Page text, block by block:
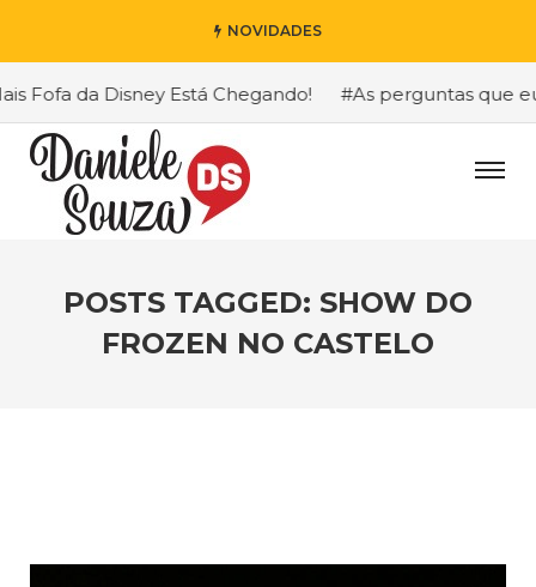
NOVIDADES
da Disney Está Chegando! #As perguntas que eu
POSTS TAGGED: SHOW DO
FROZEN NO CASTELO